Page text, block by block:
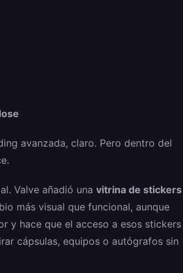
avanzada, claro. Pero dentro del
Valve añadió una vitrina de stickers
más visual que funcional, aunque
y hace que el acceso a esos stickers
cápsulas, equipos o autógrafos sin